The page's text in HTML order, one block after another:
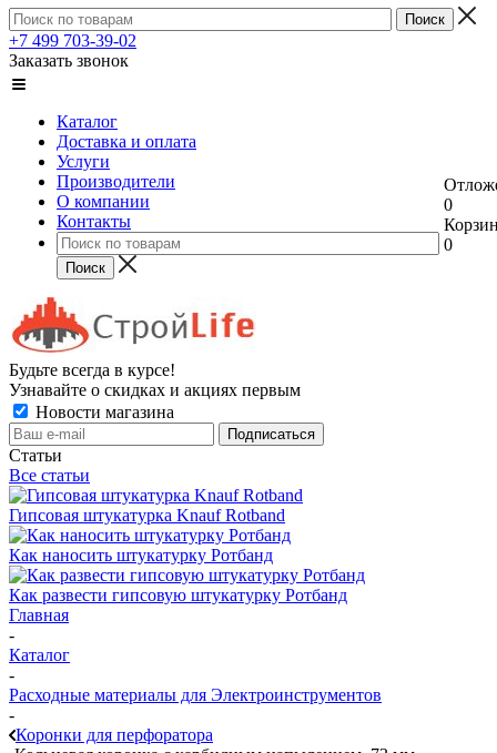
+7 499 703-39-02
Заказать звонок
Каталог
Доставка и оплата
Услуги
Производители
О компании
Контакты
0
0
Будьте всегда в курсе!
Узнавайте о скидках и акциях первым
Новости магазина
Статьи
Все статьи
Гипсовая штукатурка Knauf Rotband
Как наносить штукатурку Ротбанд
Как развести гипсовую штукатурку Ротбанд
Главная
-
Каталог
-
Расходные материалы для Электроинструментов
-
Коронки для перфоратора